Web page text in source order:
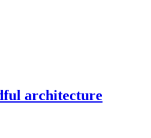
architecture